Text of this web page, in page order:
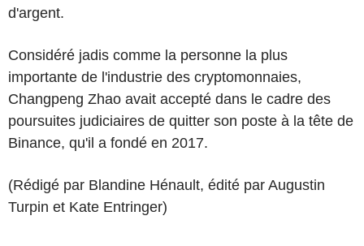
d'argent.
Considéré jadis comme la personne la plus
importante de l'industrie des cryptomonnaies,
Changpeng Zhao avait accepté dans le cadre des
poursuites judiciaires de quitter son poste à la tête de
Binance, qu'il a fondé en 2017.
(Rédigé par Blandine Hénault, édité par Augustin
Turpin et Kate Entringer)